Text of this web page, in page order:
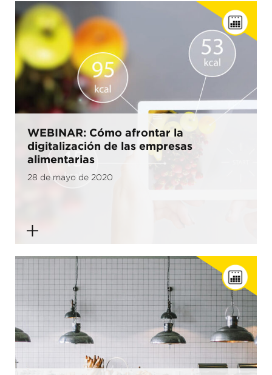
WEBINAR: Cómo afrontar la
digitalización de las empresas
alimentarias
28 de mayo de 2020